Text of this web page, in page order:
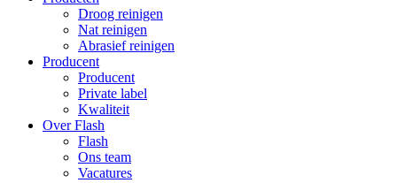
Droog reinigen
Nat reinigen
Abrasief reinigen
Producent
Producent
Private label
Kwaliteit
Over Flash
Flash
Ons team
Vacatures